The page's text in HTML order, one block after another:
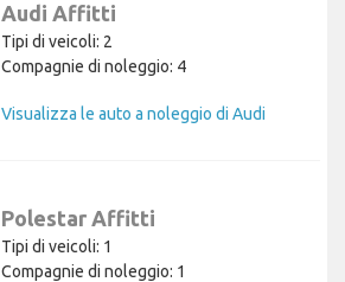
Audi Affitti
Tipi di veicoli: 2
Compagnie di noleggio: 4
Visualizza le auto a noleggio di Audi
Polestar Affitti
Tipi di veicoli: 1
Compagnie di noleggio: 1